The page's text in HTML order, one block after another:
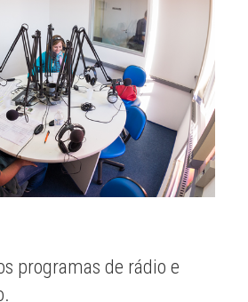
programas de rádio e